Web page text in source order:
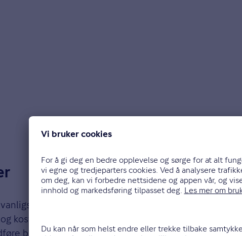
sykdommen hos både sau og geit i Norge.
kostnaden er på rundt 3 000 kroner per tilfelle. For
betydelige inntektstap.